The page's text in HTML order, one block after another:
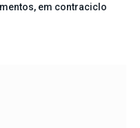
em contraciclo